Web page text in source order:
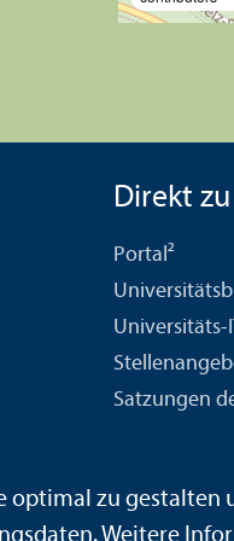
Direkt zu
Portal²
Universitäts-
Satzungen
optimal zu
Weitere